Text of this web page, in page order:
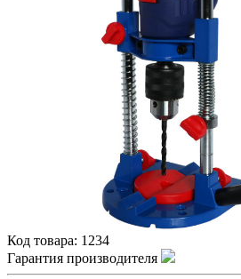
Код товара: 1234
Гарантия производителя